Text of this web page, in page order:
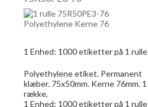
1 Enhed: 1000etiketter på 1 rulle
Polyethylene etiket. Permanent
klæber. 75x50mm. Kerne 76mm. 1
række,
1 Enhed: 1000etiketter på 1 rulle